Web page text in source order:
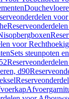
voor
Sets steunpoten
d90